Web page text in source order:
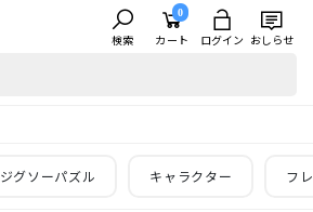
検索
0
カート ログイン おしらせ
ジグソーパズル キャラクター フ